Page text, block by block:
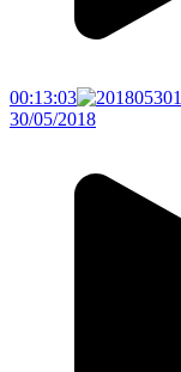
00:13:03
30/05/2018